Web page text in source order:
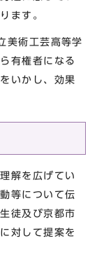
ます。
美術工芸高等学
有権者になる
いかし、効果
解を広げてい
等について伝
徒及び京都市
対して提案を